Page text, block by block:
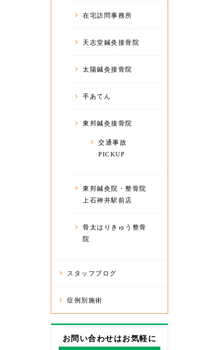
在宅訪問事務所
天志堂鍼灸接骨院
太陽鍼灸接骨院
手あてん
東邦鍼灸接骨院
交通事故
PICKUP
東邦鍼灸院・整骨院
上石神井駅前店
骨太はりきゅう整骨
院
スタッフブログ
症例別施術
お問い合わせはお気軽に